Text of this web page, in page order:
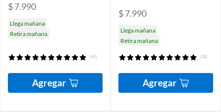
$ 7.990
Llega mañana
Retira mañana
(46)
Agregar
$ 7.990
Llega mañana
Retira mañana
(28)
Agregar